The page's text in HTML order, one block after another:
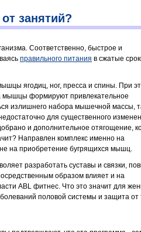
занятий?
Соответственно, быстрое и
правильного питания в сжатые
ягодиц, ног, пресса и спины. При
мышцы формируют привлекательное
излишнего набора мышечной массы,
для существенного
и дополнительное отягощение,
Направлен комплекс именно на
на приобретение бугрящихся мышц.
разработать суставы и связки,
образом влияет и на
ABL фитнес. Что это значит для
половой системы и защита от